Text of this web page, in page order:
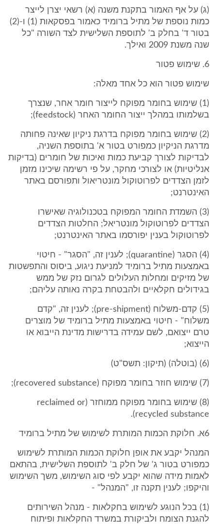
(ג) על אף האמור בתקנת משנה (א) רשאי יצרן לייצר
כמות נוספת של מתיל ברומיד כאמור בפסקאות (1) ו-(2)
בטור ד' בחלק ב' לתוספת השלישית לצד השורה "כל
שנה משנת 2009 ואילך.
6. שימוש פטור
שימוש פטור הוא כל אחד מאלה:
(1) שימוש בחומר מפוקח לייצור חומר אחר, שנצרך
בשלמותו במהלך ייצור החומר האחר (feedstock);
(2) שימוש בחומר מפוקח בדרגת ניקיון שאינה פחותה
מדרגת הניקיון כמפורט בטור א' בתוספת השניה,
לבדיקות לצורך קביעת כמות ואיכות של חומרים (בדיקות
אנליטיות) או לצורכי מחקר, על פי רשימה שיכינו מזמן
לזמן הצדדים לפרוטוקול מונטריאול ותפורסם באתר
האינטרנט;
(3) השמדת החומר המפוקח בטכנולוגיה שאישרו
הצדדים לפרוטוקול מונטריאל; החלטות הצדדים
לפרוטוקול בענין יפורסמו באתר האינטרנט;
(4) הסגר (quarantine); לענין זה, "הסגר" - חיטוי
באמצעות מתיל ברומיד למניעת ניגוע, ביסוס והתפשטות
של מזיקים ומחלות העלולים לגרום נזק של ממש
בגידולים חקלאיים ולהבטחת בקרה נאותה עליהם;
(5) קדם-משלוח (pre-shipment); לענין זה, "קדם
משלוח" - חיטוי באמצעות מתיל ברומיד של מוצרים
טרם ייצואם, לשם עמידה בדרישות מדינת הייבוא או
הייצוא;
(6) (בוטלה) (תיקון: תשס"ט)
(7) שימוש חוזר בחומר מפוקח (recovered substance);
(8) שימוש בחומר מפוקח ממוחזר (reclaimed or
recycled substance).
6א. חלוקת הכמות המותרת לשימוש של מתיל ברומיד
המנהל יקבע את אופן חלוקת הכמות המותרת לשימוש
כמפורט בטור ג' של חלק ב' לתוספת השלישית, בהתאם
לאמות מידה שהוא יקבע לפי סוג השימוש, משך השימוש
והיקפו; לענין תקנה זו, "המנהל" -
(1) בכל הנוגע לשימוש בחקלאות - מנהל השירותים
להגנת הצומח ולביקורת במשרד החקלאות ופיתוח